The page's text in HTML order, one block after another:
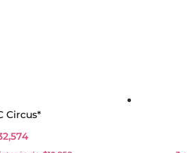
Circus*